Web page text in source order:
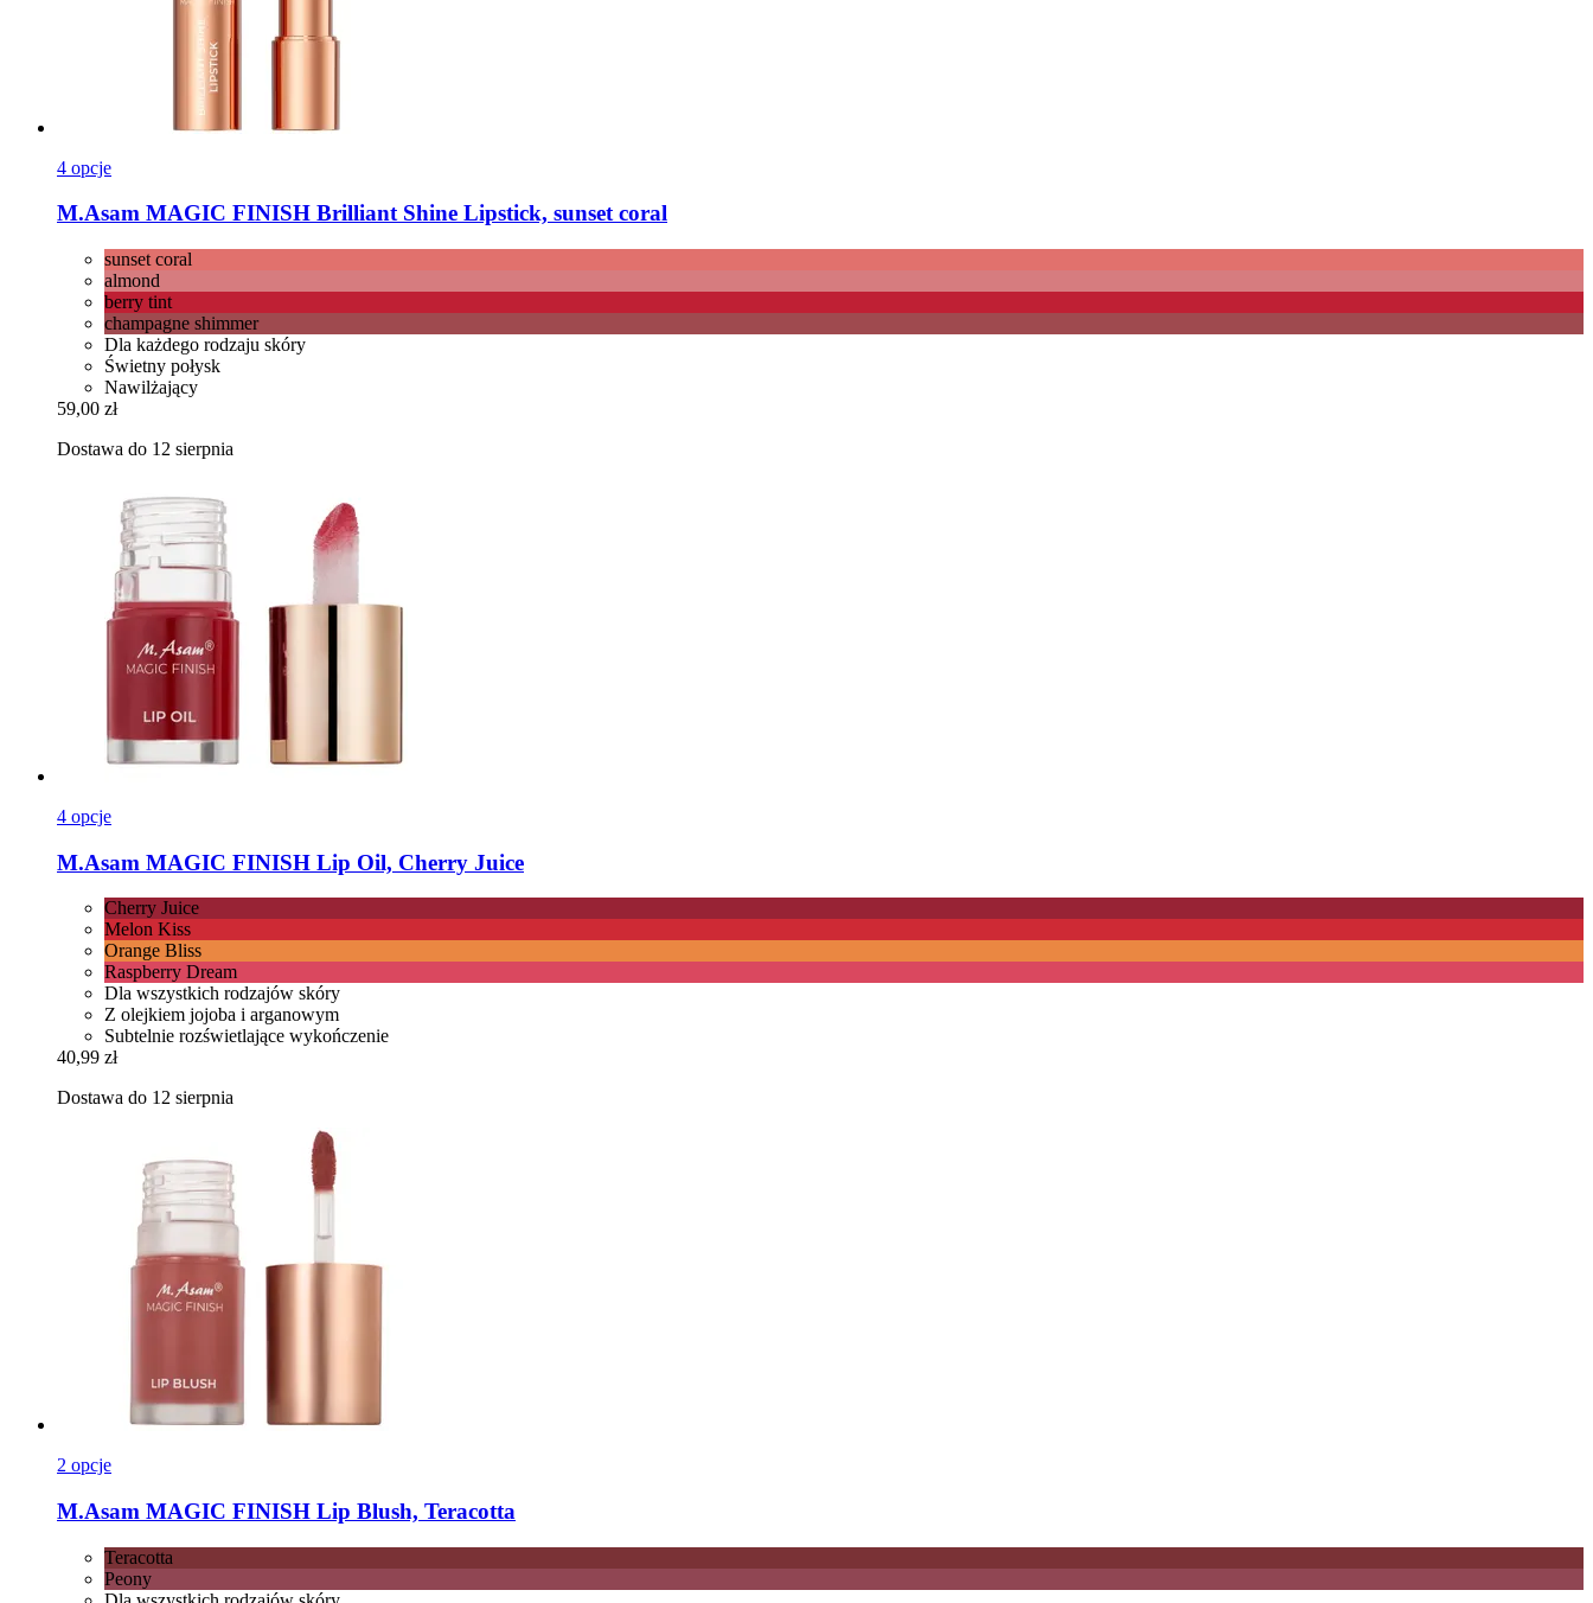
4 opcje
M.Asam MAGIC FINISH Brilliant Shine Lipstick, sunset coral
sunset coral
almond
berry tint
champagne shimmer
Dla każdego rodzaju skóry
Świetny połysk
Nawilżający
59,00 zł
Dostawa do 12 sierpnia
4 opcje
M.Asam MAGIC FINISH Lip Oil, Cherry Juice
Cherry Juice
Melon Kiss
Orange Bliss
Raspberry Dream
Dla wszystkich rodzajów skóry
Z olejkiem jojoba i arganowym
Subtelnie rozświetlające wykończenie
40,99 zł
Dostawa do 12 sierpnia
2 opcje
M.Asam MAGIC FINISH Lip Blush, Teracotta
Teracotta
Peony